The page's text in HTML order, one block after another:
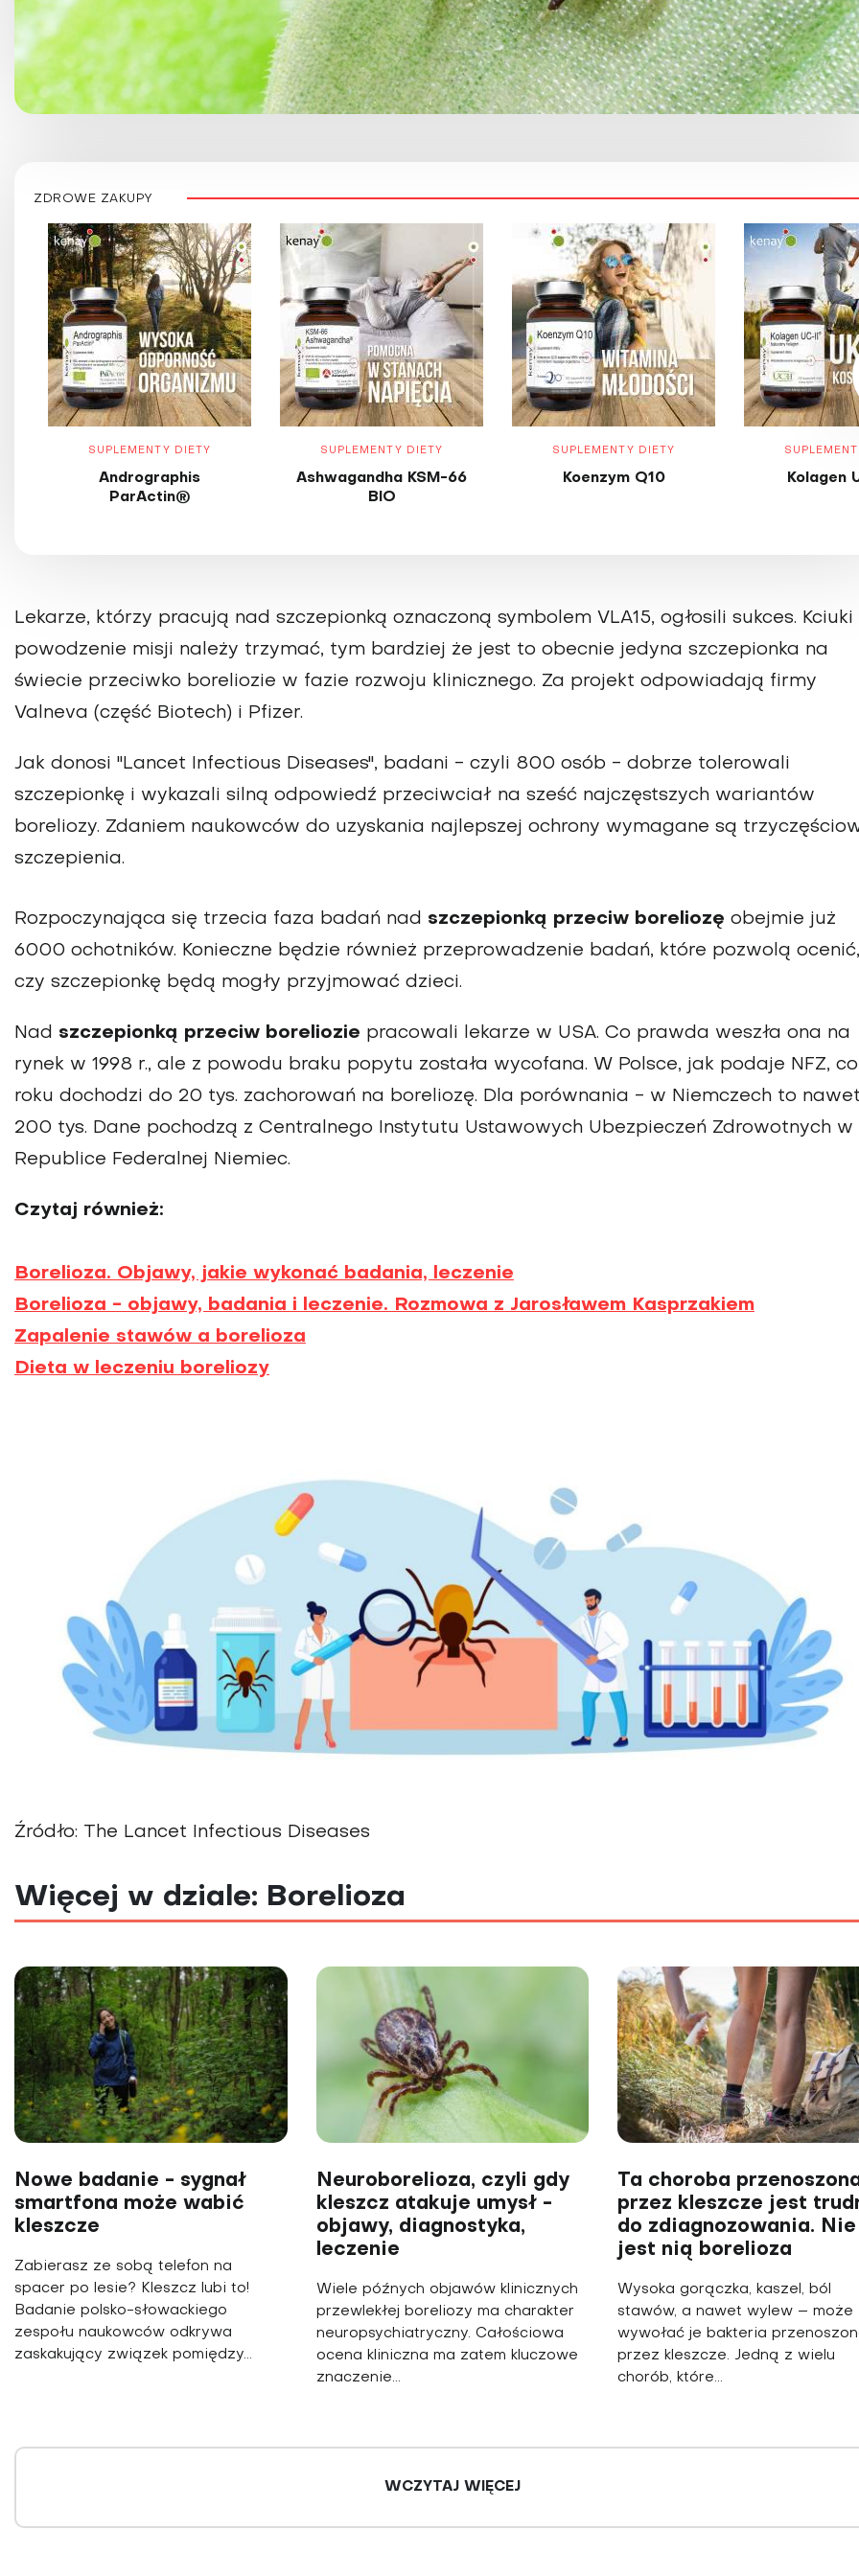
ZDROWE ZAKUPY
SUPLEMENTY DIETY
Andrographis
ParActin®
SUPLEMENTY DIETY
Ashwagandha KSM-66
BIO
SUPLEMENTY DIETY
Koenzym Q10 Kolagen
Lekarze, którzy pracują nad szczepionką oznaczoną symbolem VLA15, ogłosili sukces. Kciuki
powodzenie misji należy trzymać, tym bardziej że jest to obecnie jedyna szczepionka na
świecie przeciwko boreliozie w fazie rozwoju klinicznego. Za projekt odpowiadają firmy
Valneva (część Biotech) i Pfizer.
Jak donosi "Lancet Infectious Diseases", badani - czyli 800 osób - dobrze tolerowali
szczepionkę i wykazali silną odpowiedź przeciwciał na sześć najczęstszych wariantów
boreliozy. Zdaniem naukowców do uzyskania najlepszej ochrony wymagane są
szczepienia.
Rozpoczynająca się trzecia faza badań nad szczepionką przeciw boreliozę obejmie już
6000 ochotników. Konieczne będzie również przeprowadzenie badań, które pozwolą ocenić,
czy szczepionkę będą mogły przyjmować dzieci.
Nad szczepionką przeciw boreliozie pracowali lekarze w USA. Co prawda weszła ona na
rynek w 1998 r., ale z powodu braku popytu została wycofana. W Polsce, jak podaje NFZ, co
roku dochodzi do 20 tys. zachorowań na boreliozę. Dla porównania - w Niemczech to nawet
200 tys. Dane pochodzą z Centralnego Instytutu Ustawowych Ubezpieczeń Zdrowotnych w
Republice Federalnej Niemiec.
Czytaj również:
Borelioza. Objawy, jakie wykonać badania, leczenie
Borelioza - objawy, badania i leczenie. Rozmowa z Jarosławem Kasprzakiem
Zapalenie stawów a borelioza
Dieta w leczeniu boreliozy
Źródło: The Lancet Infectious Diseases
Więcej w dziale: Borelioza
Nowe badanie - sygnał
smartfona może wabić
kleszcze
Zabierasz ze sobą telefon na
spacer po lesie? Kleszcz lubi to!
Badanie polsko-słowackiego
zespołu naukowców odkrywa
zaskakujący związek pomiędzy...
Neuroborelioza, czyli gdy
kleszcz atakuje umysł -
objawy, diagnostyka,
leczenie
Wiele późnych objawów klinicznych
przewlekłej boreliozy ma charakter
neuropsychiatryczny. Całościowa
ocena kliniczna ma zatem kluczowe
znaczenie...
Ta choroba
przez kleszcze jest
do zdiagnozowania. Nie
jest nią borelioza
Wysoka gorączka, kaszel, ból
stawów, a nawet wylew – może
wywołać je bakteria
przez kleszcze. Jedną z wielu
chorób, które...
WCZYTAJ WIĘCEJ